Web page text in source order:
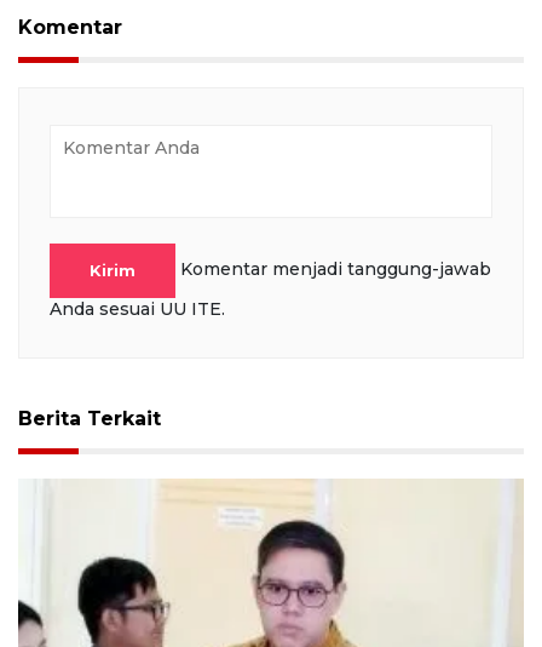
Komentar
Kirim
Komentar menjadi tanggung-jawab
Anda sesuai UU ITE.
Berita Terkait